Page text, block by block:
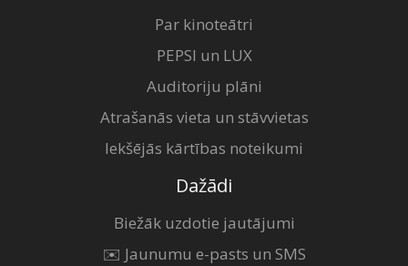
Par kinoteātri
PEPSI un LUX
Auditoriju plāni
Atrašanās vieta un stāvvietas
Iekšējās kārtības noteikumi
Dažādi
Biežāk uzdotie jautājumi
✉️ Jaunumu e-pasts un SMS